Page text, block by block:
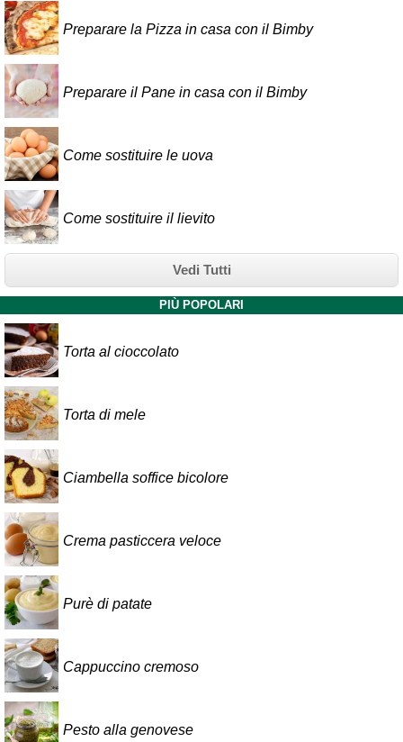
Preparare la Pizza in casa con il Bimby
Preparare il Pane in casa con il Bimby
Come sostituire le uova
Come sostituire il lievito
Vedi Tutti
PIÙ POPOLARI
Torta al cioccolato
Torta di mele
Ciambella soffice bicolore
Crema pasticcera veloce
Purè di patate
Cappuccino cremoso
Pesto alla genovese